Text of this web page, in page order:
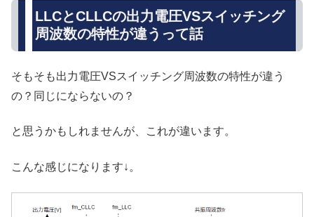
LLCとCLLCの出力電圧VSスイッチング
周波数の特性が違うって話
そもそも出力電圧VSスイッチング周波数の特性が違う
の？同じにならないの？
と思うかもしれませんが、これが違います。
こんな感じになります↓。